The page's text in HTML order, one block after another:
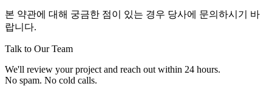
본 약관에 대해 궁금한 점이 있는 경우 당사에 문의하시기 바
랍니다.
Talk to Our Team
We'll review your project and reach out within 24 hours.
No spam. No cold calls.